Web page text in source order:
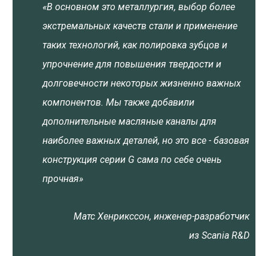
«В основном это металлургия, выбор более
экстремальных качеств стали и применение
таких технологий, как полировка зубцов и
упрочнение для повышения твердости и
долговечности некоторых жизненно важных
компонентов. Мы также добавили
дополнительные масляные каналы для
наиболее важных деталей, но это все - базовая
конструкция серии G сама по себе очень
прочная»
Матс Хенрикссон, инженер-разработчик
из Scania R&D